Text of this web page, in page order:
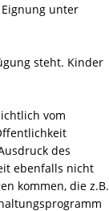
unter
steht. Kinder
vom
des
ebenfalls nicht
kommen, die z.B.